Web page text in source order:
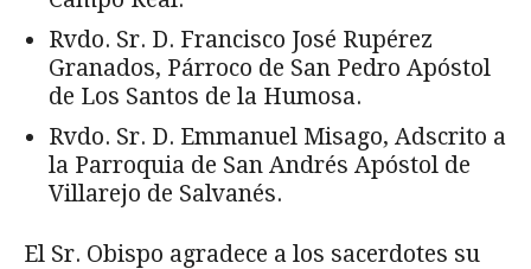
Rvdo. Sr. D. Francisco José Rupérez
Granados, Párroco de San Pedro Apóstol
de Los Santos de la Humosa.
Rvdo. Sr. D. Emmanuel Misago, Adscrito a
la Parroquia de San Andrés Apóstol de
Villarejo de Salvanés.
El Sr. Obispo agradece a los sacerdotes su